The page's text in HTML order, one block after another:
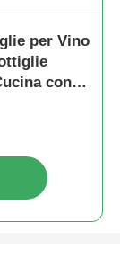
per Vino
con